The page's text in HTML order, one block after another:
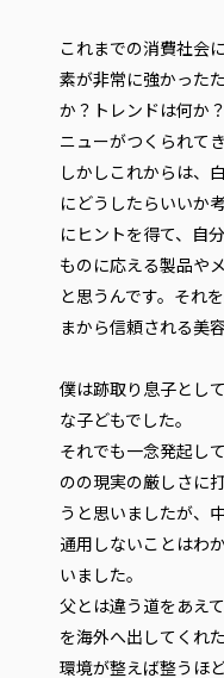
これまでの消費社会
素が非常に強かった
か？トレンドは何か
ニューがつくられてき
しかしこれからは、
にどうしたらいいか
にヒントを得て、自
ものに応える製品や
と思うんです。それ
まから信頼される美
僕は跡取り息子とし
な子どもでした。
それでも一念発起し
のの現実の厳しさに
うと思いましたが、
通用しないことはわ
いました。
父とは違う道をあえ
を海外へ出してくれ
環境が整えば整うほ